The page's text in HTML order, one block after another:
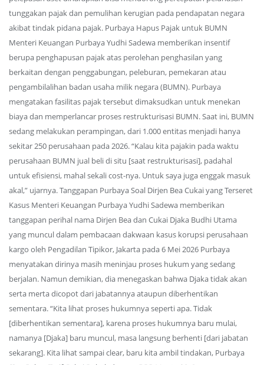
tunggakan pajak dan pemulihan kerugian pada pendapatan negara
akibat tindak pidana pajak. Purbaya Hapus Pajak untuk BUMN
Menteri Keuangan Purbaya Yudhi Sadewa memberikan insentif
berupa penghapusan pajak atas perolehan penghasilan yang
berkaitan dengan penggabungan, peleburan, pemekaran atau
pengambilalihan badan usaha milik negara (BUMN). Purbaya
mengatakan fasilitas pajak tersebut dimaksudkan untuk menekan
biaya dan memperlancar proses restrukturisasi BUMN. Saat ini, BUMN
sedang melakukan perampingan, dari 1.000 entitas menjadi hanya
sekitar 250 perusahaan pada 2026. “Kalau kita pajakin pada waktu
perusahaan BUMN jual beli di situ [saat restrukturisasi], padahal
untuk efisiensi, mahal sekali cost-nya. Untuk saya juga enggak masuk
akal,” ujarnya. Tanggapan Purbaya Soal Dirjen Bea Cukai yang Terseret
Kasus Menteri Keuangan Purbaya Yudhi Sadewa memberikan
tanggapan perihal nama Dirjen Bea dan Cukai Djaka Budhi Utama
yang muncul dalam pembacaan dakwaan kasus korupsi perusahaan
kargo oleh Pengadilan Tipikor, Jakarta pada 6 Mei 2026 Purbaya
menyatakan dirinya masih meninjau proses hukum yang sedang
berjalan. Namun demikian, dia menegaskan bahwa Djaka tidak akan
serta merta dicopot dari jabatannya ataupun diberhentikan
sementara. “Kita lihat proses hukumnya seperti apa. Tidak
[diberhentikan sementara], karena proses hukumnya baru mulai,
namanya [Djaka] baru muncul, masa langsung berhenti [dari jabatan
sekarang]. Kita lihat sampai clear, baru kita ambil tindakan, Purbaya